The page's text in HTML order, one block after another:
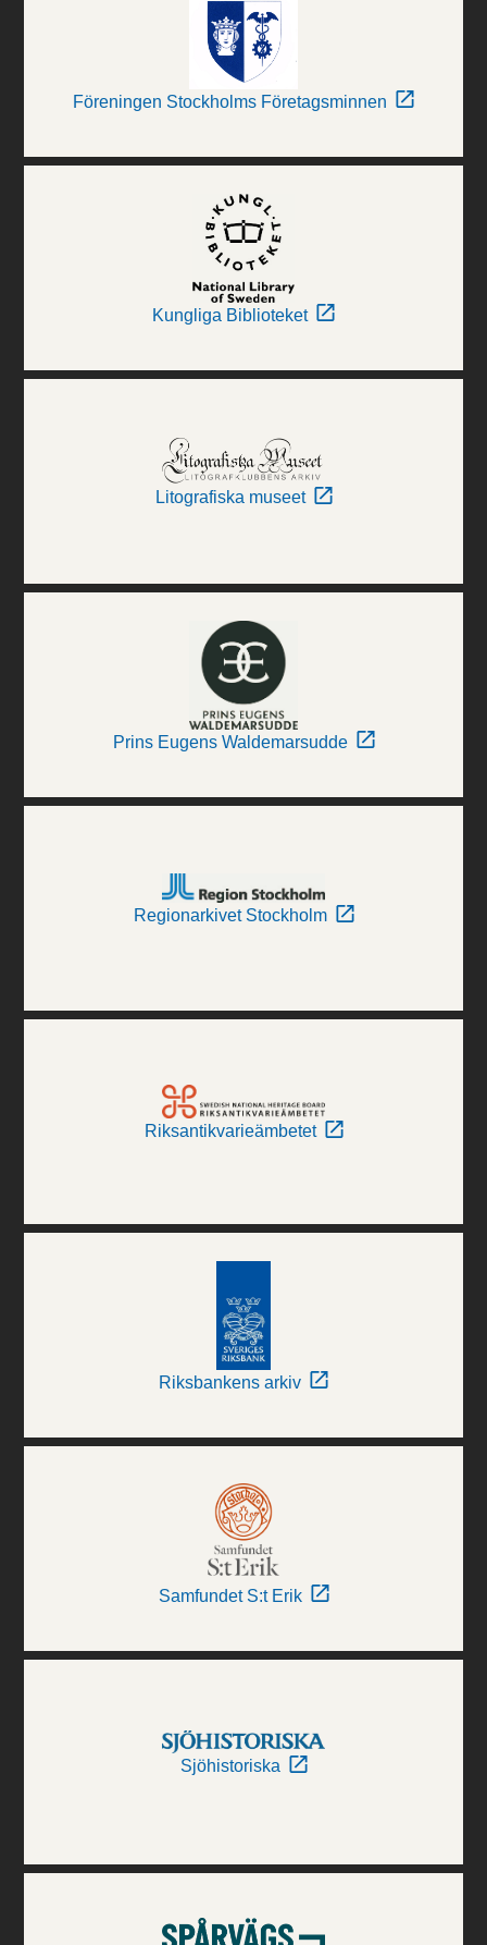
Föreningen Stockholms Företagsminnen
Kungliga Biblioteket
Litografiska museet
Prins Eugens Waldemarsudde
Regionarkivet Stockholm
Riksantikvarieämbetet
Riksbankens arkiv
Samfundet S:t Erik
Sjöhistoriska